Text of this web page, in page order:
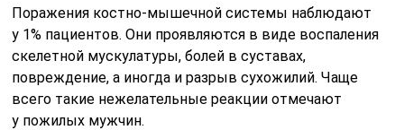
Поражения костно-мышечной системы наблюдают
у 1% пациентов. Они проявляются в виде воспаления
скелетной мускулатуры, болей в суставах,
повреждение, а иногда и разрыв сухожилий. Чаще
всего такие нежелательные реакции отмечают
у пожилых мужчин.